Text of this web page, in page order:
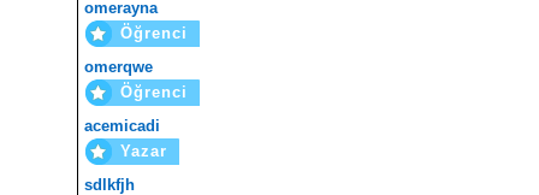
omerayna
Öğrenci
omerqwe
Öğrenci
acemicadi
Yazar
sdlkfjh